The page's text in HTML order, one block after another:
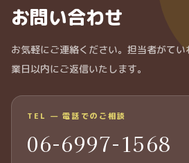
お問い合わせ
お気軽にご連絡ください。担当者がて
業日以内にご返信いたします。
TEL — 電話でのご相談
06-6997-1568